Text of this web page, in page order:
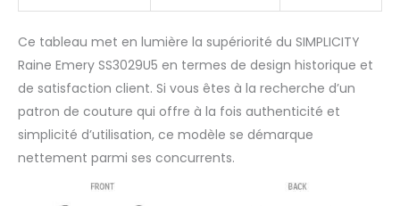
Ce tableau met en lumière la supériorité du SIMPLICITY
Raine Emery SS3029U5 en termes de design historique et
de satisfaction client. Si vous êtes à la recherche d’un
patron de couture qui offre à la fois authenticité et
simplicité d’utilisation, ce modèle se démarque
nettement parmi ses concurrents.